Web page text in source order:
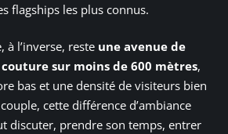
flagships les plus connus.
à l’inverse, reste une avenue de
sur moins de 600 mètres,
bas et une densité de visiteurs bien
cette différence d’ambiance
discuter, prendre son temps, entrer